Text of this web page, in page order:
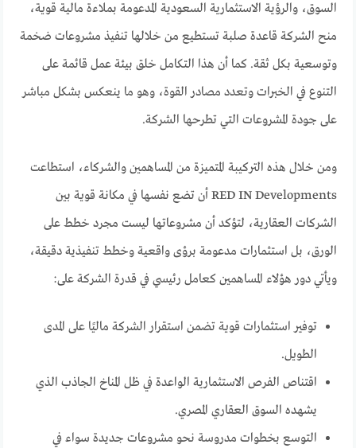
السوق، والرؤية الاستثمارية السعودية المدعومة بملاءة مالية قوية،
منح الشركة قاعدة صلبة تستطيع من خلالها تنفيذ مشروعات ضخمة
وتوسعية بكل ثقة. كما أن هذا التكامل خلق بيئة عمل قائمة على
التنوع في الخبرات وتعدد مصادر القوة، وهو ما ينعكس بشكل مباشر
على جودة المشروعات التي تطرحها الشركة.
ومن خلال هذه التركيبة المتميزة من المساهمين والشركاء، استطاعت
RED IN Developments أن تضع نفسها في مكانة قوية بين
الشركات العقارية، لتؤكد أن مشروعاتها ليست مجرد خطط على
الورق، بل استثمارات مدعومة برؤى واقعية وخطط تنفيذية دقيقة،
ويأتي دور هؤلاء المساهمين كعامل رئيسي في قدرة الشركة على:
توفير استثمارات قوية تضمن استقرار الشركة ماليًا على المدى
الطويل.
اقتناص الفرص الاستثمارية الواعدة في ظل المناخ الجاذب الذي
يشهده السوق العقاري المصري.
التوسع بخطوات مدروسة نحو مشروعات جديدة سواء في